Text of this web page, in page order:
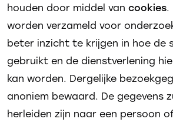
houden door middel van cookies.
worden verzameld voor
beter inzicht te krijgen in hoe de
gebruikt en de dienstverlening
kan worden. Dergelijke
anoniem bewaard. De gegevens
herleiden zijn naar een persoon